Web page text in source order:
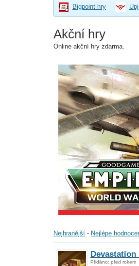
Bigpoint hry
Akční hry
Online akční hry zdarma.
Nejhranější - Nejlépe
Devastation
Přidáno: před rokem